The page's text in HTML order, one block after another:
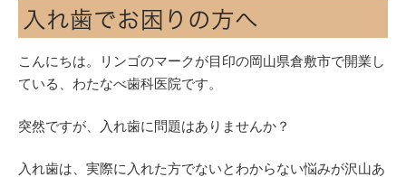
入れ歯でお困りの方へ
こんにちは。リンゴのマークが目印の岡山県倉敷市で開業し
ている、わたなべ歯科医院です。
突然ですが、入れ歯に問題はありませんか？
入れ歯は、実際に入れた方でないとわからない悩みが沢山あ